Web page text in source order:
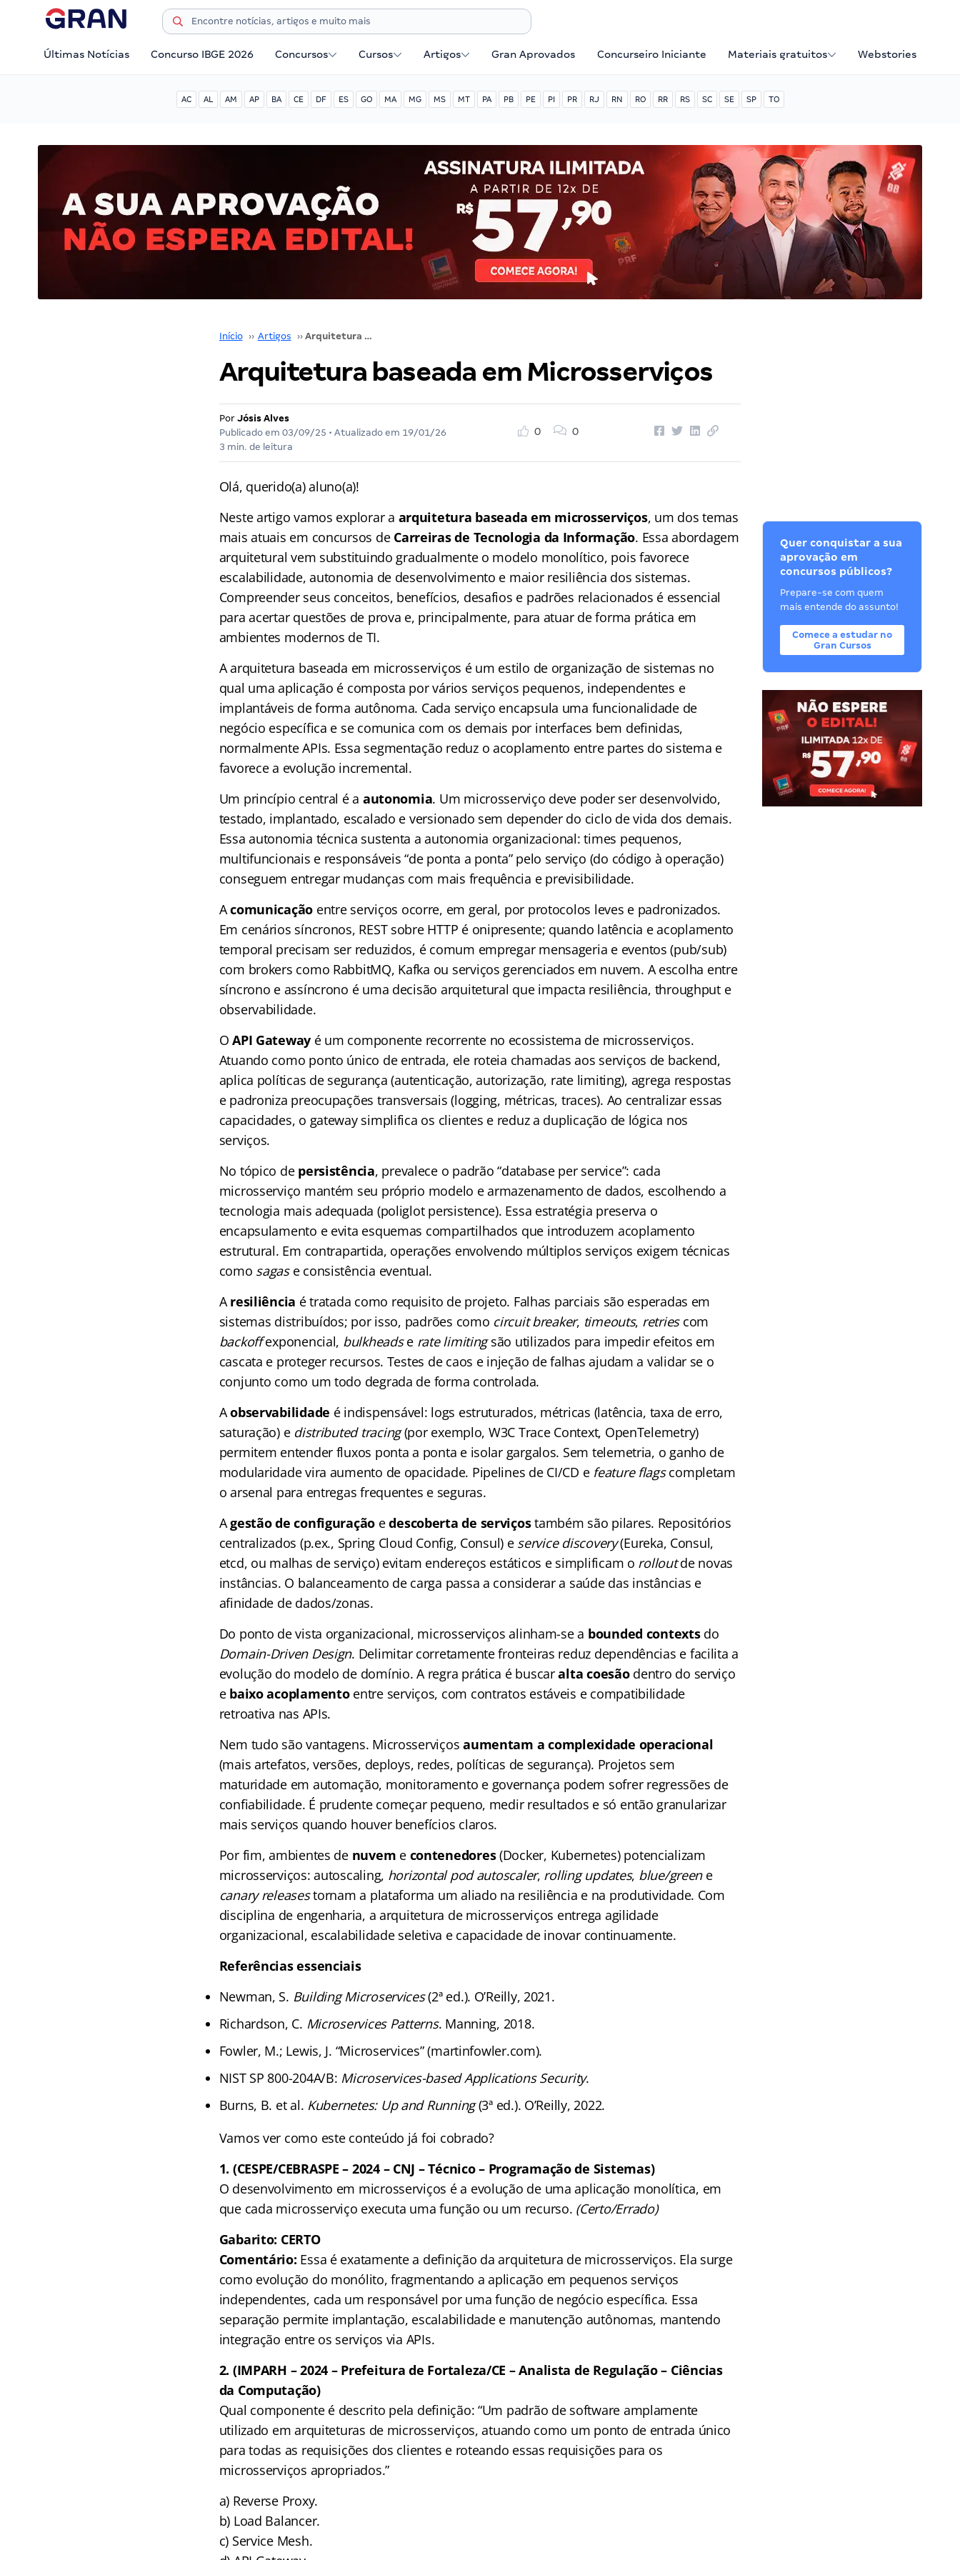
Últimas Notícias Concurso IBGE 2026 Concursos Cursos Artigos Gran Aprovados Concurseiro Iniciante Materiais gratuitos Webstories
AC AL AM AP BA CE DF ES GO MA MG MS MT PA PB PE PI PR RJ RN RO RR RS SC SE SP TO
Início ›› Artigos ›› Arquitetura baseada em Microsserviços
Arquitetura baseada em Microsserviços
Por Jósis Alves
Publicado em 03/09/25 • Atualizado em 19/01/26
3 min. de leitura
0 0
Olá, querido(a) aluno(a)!
Neste artigo vamos explorar a arquitetura baseada em microsserviços, um dos temas
mais atuais em concursos de Carreiras de Tecnologia da Informação. Essa abordagem
arquitetural vem substituindo gradualmente o modelo monolítico, pois favorece
escalabilidade, autonomia de desenvolvimento e maior resiliência dos sistemas.
Compreender seus conceitos, benefícios, desafios e padrões relacionados é essencial
para acertar questões de prova e, principalmente, para atuar de forma prática em
ambientes modernos de TI.
A arquitetura baseada em microsserviços é um estilo de organização de sistemas no
qual uma aplicação é composta por vários serviços pequenos, independentes e
implantáveis de forma autônoma. Cada serviço encapsula uma funcionalidade de
negócio específica e se comunica com os demais por interfaces bem definidas,
normalmente APIs. Essa segmentação reduz o acoplamento entre partes do sistema e
favorece a evolução incremental.
Um princípio central é a autonomia. Um microsserviço deve poder ser desenvolvido,
testado, implantado, escalado e versionado sem depender do ciclo de vida dos demais.
Essa autonomia técnica sustenta a autonomia organizacional: times pequenos,
multifuncionais e responsáveis “de ponta a ponta” pelo serviço (do código à operação)
conseguem entregar mudanças com mais frequência e previsibilidade.
Acomunicação entre serviços ocorre, em geral, por protocolos leves e padronizados.
Em cenários síncronos, REST sobre HTTP é onipresente; quando latência e acoplamento
temporal precisam ser reduzidos, é comum empregar mensageria e eventos (pub/sub)
com brokers como RabbitMQ, Kafka ou serviços gerenciados em nuvem. A escolha entre
síncrono e assíncrono é uma decisão arquitetural que impacta resiliência, throughput e
observabilidade.
OAPI Gateway é um componente recorrente no ecossistema de microsserviços.
Atuando como ponto único de entrada, ele roteia chamadas aos serviços de backend,
aplica políticas de segurança (autenticação, autorização, rate limiting), agrega respostas
e padroniza preocupações transversais (logging, métricas, traces). Ao centralizar essas
capacidades, o gateway simplifica os clientes e reduz a duplicação de lógica nos
serviços.
No tópico de persistência, prevalece o padrão “database per service”: cada
microsserviço mantém seu próprio modelo e armazenamento de dados, escolhendo a
tecnologia mais adequada (poliglot persistence). Essa estratégia preserva o
encapsulamento e evita esquemas compartilhados que introduzem acoplamento
estrutural. Em contrapartida, operações envolvendo múltiplos serviços exigem técnicas
como sagase consistência eventual.
Aresiliência é tratada como requisito de projeto. Falhas parciais são esperadas em
sistemas distribuídos; por isso, padrões como circuit breaker, timeouts, retriescom
backoffexponencial, bulkheadse rate limitingsão utilizados para impedir efeitos em
cascata e proteger recursos. Testes de caos e injeção de falhas ajudam a validar se o
conjunto como um todo degrada de forma controlada.
Aobservabilidade é indispensável: logs estruturados, métricas (latência, taxa de erro,
saturação) e distributed tracing(por exemplo, W3C Trace Context, OpenTelemetry)
permitem entender fluxos ponta a ponta e isolar gargalos. Sem telemetria, o ganho de
modularidade vira aumento de opacidade. Pipelines de CI/CD e feature flagscompletam
o arsenal para entregas frequentes e seguras.
Agestão de configuração edescoberta de serviçostambém são pilares. Repositórios
centralizados (p.ex., Spring Cloud Config, Consul) e service discovery(Eureka, Consul,
etcd, ou malhas de serviço) evitam endereços estáticos e simplificam o rolloutde novas
instâncias. O balanceamento de carga passa a considerar a saúde das instâncias e
afinidade de dados/zonas.
Do ponto de vista organizacional, microsserviços alinham-se a bounded contextsdo
Domain-Driven Design. Delimitar corretamente fronteiras reduz dependências e facilita a
evolução do modelo de domínio. A regra prática é buscaralta coesãodentro do serviço
e baixo acoplamentoentre serviços, com contratos estáveis e compatibilidade
retroativa nas APIs.
Nem tudo são vantagens. Microsserviçosaumentam a complexidade operacional
(mais artefatos, versões, deploys, redes, políticas de segurança). Projetos sem
maturidade em automação, monitoramento e governança podem sofrer regressões de
confiabilidade. É prudente começar pequeno, medir resultados e só então granularizar
mais serviços quando houver benefícios claros.
Por fim, ambientes de nuvem e contenedores(Docker, Kubernetes) potencializam
microsserviços: autoscaling, horizontal pod autoscaler, rolling updates, blue/greene
canary releasestornam a plataforma um aliado na resiliência e na produtividade. Com
disciplina de engenharia, a arquitetura de microsserviços entrega agilidade
organizacional, escalabilidade seletiva e capacidade de inovar continuamente.
Referências essenciais
Newman, S. Building Microservices(2ª ed.). O’Reilly, 2021.
Richardson, C. Microservices Patterns. Manning, 2018.
Fowler, M.; Lewis, J. “Microservices” (martinfowler.com).
NIST SP 800-204A/B: Microservices-based Applications Security.
Burns, B. et al. Kubernetes: Up and Running(3ª ed.). O’Reilly, 2022.
Vamos ver como este conteúdo já foi cobrado?
1. (CESPE/CEBRASPE – 2024 – CNJ – Técnico – Programação de Sistemas)
O desenvolvimento em microsserviços é a evolução de uma aplicação monolítica, em
que cada microsserviço executa uma função ou um recurso. (Certo/Errado)
Gabarito: CERTO
Comentário: Essa é exatamente a definição da arquitetura de microsserviços. Ela surge
como evolução do monólito, fragmentando a aplicação em pequenos serviços
independentes, cada um responsável por uma função de negócio específica. Essa
separação permite implantação, escalabilidade e manutenção autônomas, mantendo
integração entre os serviços via APIs.
2. (IMPARH – 2024 – Prefeitura de Fortaleza/CE – Analista de Regulação – Ciências
da Computação)
Qual componente é descrito pela definição: “Um padrão de software amplamente
utilizado em arquiteturas de microsserviços, atuando como um ponto de entrada único
para todas as requisições dos clientes e roteando essas requisições para os
microsserviços apropriados.”
a) Reverse Proxy.
b) Load Balancer.
c) Service Mesh.
Quer conquistar a sua
aprovação em
concursos públicos?
Prepare-se com quem
mais entende do assunto!
Comece a estudar no
Gran Cursos